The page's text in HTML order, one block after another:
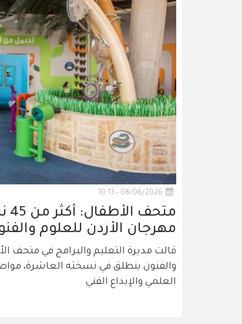
08/06/2026 - 10:13
مهرجان الأردن للعلوم
قالت مديرة التعليم والبرامج في متحف
والفنون ينطلق في نسخته العاشرة،
العلمي والإبداع الفني